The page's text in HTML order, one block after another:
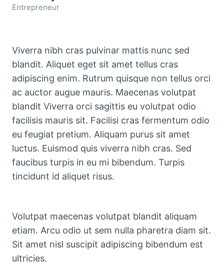
Entrepreneur
Viverra nibh cras pulvinar mattis nunc sed
blandit. Aliquet eget sit amet tellus cras
adipiscing enim. Rutrum quisque non tellus orci
ac auctor augue mauris. Maecenas volutpat
blandit Viverra orci sagittis eu volutpat odio
facilisis mauris sit. Facilisi cras fermentum odio
eu feugiat pretium. Aliquam purus sit amet
luctus. Euismod quis viverra nibh cras. Sed
faucibus turpis in eu mi bibendum. Turpis
tincidunt id aliquet risus.
Volutpat maecenas volutpat blandit aliquam
etiam. Arcu odio ut sem nulla pharetra diam sit.
Sit amet nisl suscipit adipiscing bibendum est
ultricies.